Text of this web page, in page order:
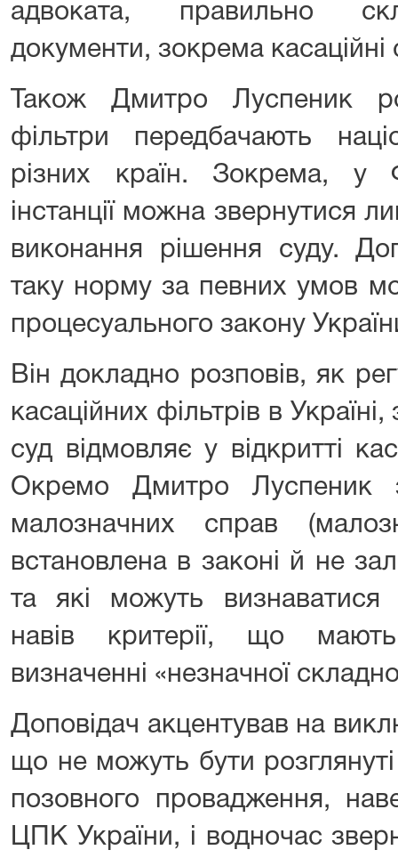
адвоката, правильно
документи, зокрема касаційні
Також Дмитро Луспеник
фільтри передбачають
різних країн. Зокрема, у
інстанції можна звернутися
виконання рішення суду.
таку норму за певних умов
процесуального закону
Він докладно розповів, як
касаційних фільтрів в
суд відмовляє у відкритті
Окремо Дмитро Луспеник
малозначних справ
встановлена в законі й не
та які можуть
навів критерії, що
визначенні «незначної
Доповідач акцентував на
що не можуть бути
позовного провадження,
ЦПК України, і водночас